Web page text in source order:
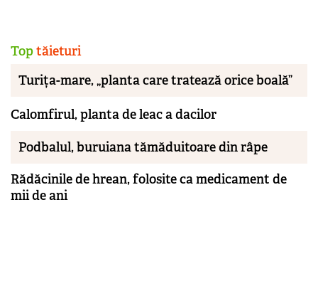
Toptăieturi
Turița-mare, „planta care tratează orice boală”
Calomfirul, planta de leac a dacilor
Podbalul, buruiana tămăduitoare din râpe
Rădăcinile de hrean, folosite ca medicament de
mii de ani